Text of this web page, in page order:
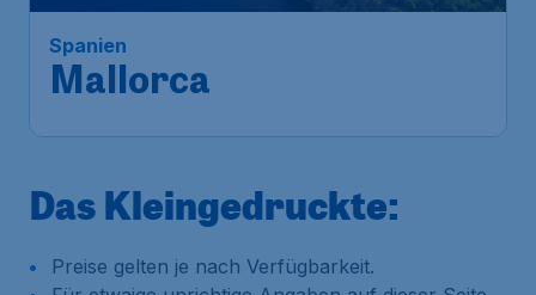
Palma de Mallorca
Palma de Mallorca
Das Kleingedruckte:
Preise gelten je nach Verfügbarkeit.